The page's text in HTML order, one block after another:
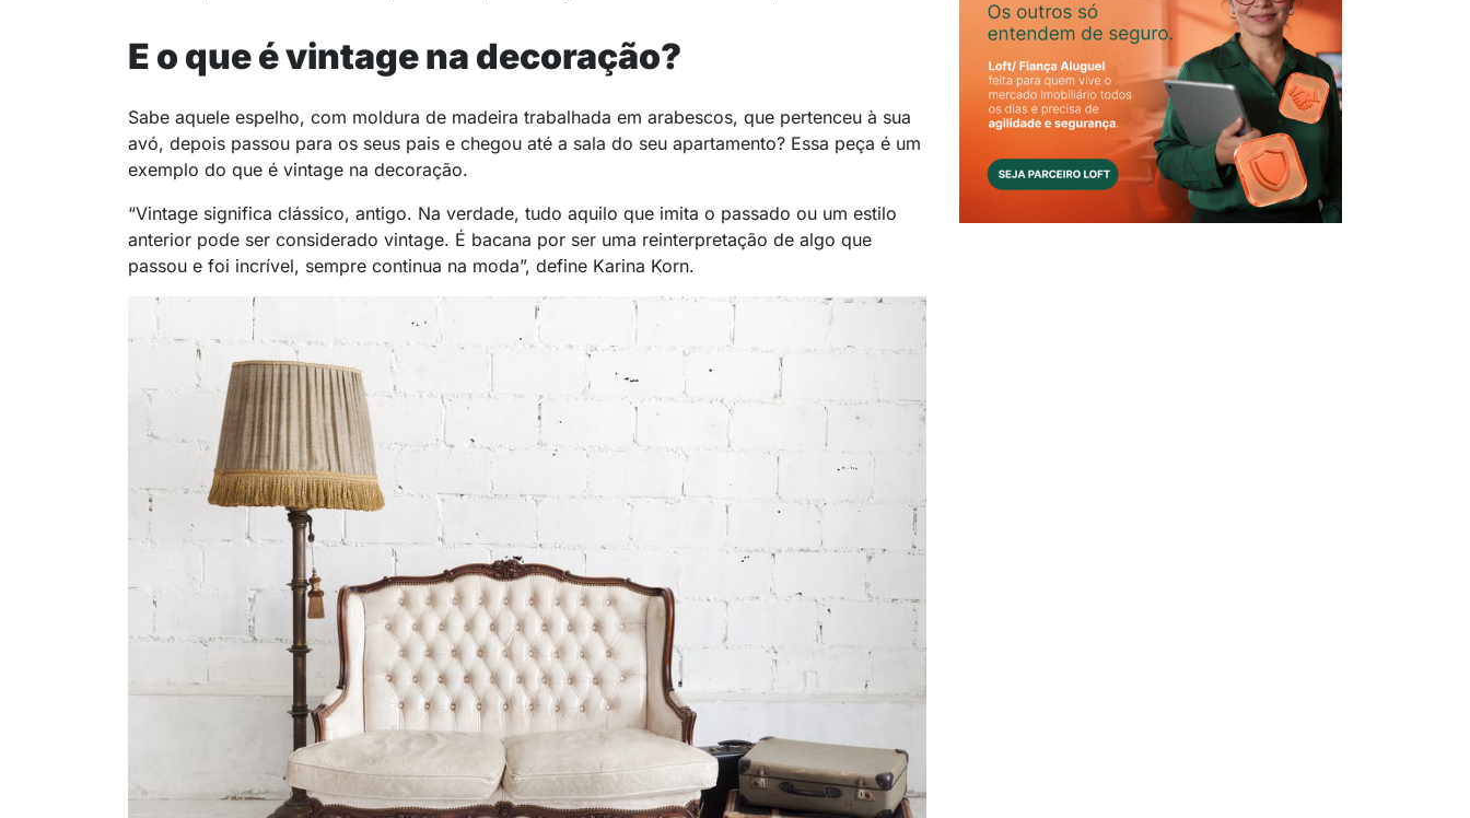
E o que é vintage na decoração?
Sabe aquele espelho, com moldura de madeira trabalhada em arabescos, que pertenceu à sua
avó, depois passou para os seus pais e chegou até a sala do seu apartamento? Essa peça é um
exemplo do que é vintage na decoração.
“Vintage significa clássico, antigo. Na verdade, tudo aquilo que imita o passado ou um estilo
anterior pode ser considerado vintage. É bacana por ser uma reinterpretação de algo que
passou e foi incrível, sempre continua na moda”, define Karina Korn.